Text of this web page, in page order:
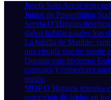
Josefa Soto Arcos
Junior de Powerlifting
Serviu O’Higgins
daños habitacionales tras
La batalla de Matilde:
una cirugía que no puede
Durante este invierno:
comunes y comedores
región
MOP O’Higgins impulsa
extracción de áridos en